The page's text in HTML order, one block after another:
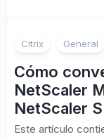
Citrix General
Cómo
NetScaler
NetScaler
Este artículo